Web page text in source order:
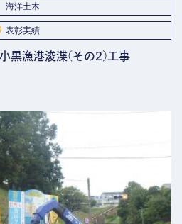
海洋土木
表彰実績
黒漁港浚渫(その2)工事